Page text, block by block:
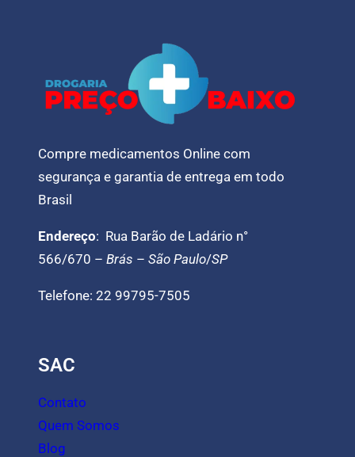
Compre medicamentos Online com
segurança e garantia de entrega em todo
Brasil
Endereço: Rua Barão de Ladário n°
566/670 – Brás – São Paulo/SP
Telefone: 22 99795-7505
SAC
Contato
Quem Somos
Blog